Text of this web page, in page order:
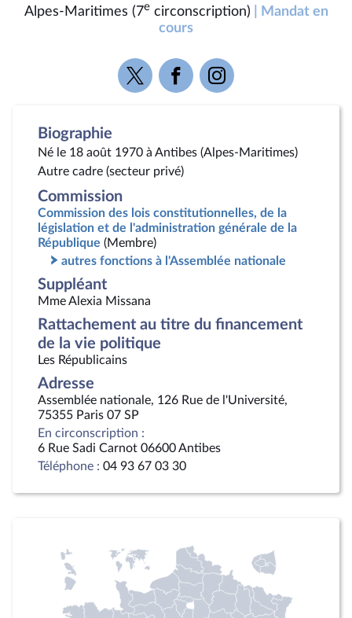
Alpes-Maritimes (7ecirconscription)
| Mandat en
cours
Voir
la
Voir
la
Voir
la
Biographie
Né le 18 août 1970 à Antibes (Alpes-Maritimes)
Autre cadre (secteur privé)
Commission
Commission des lois constitutionnelles, de la
législation et de l'administration générale de la
République (Membre)
autres fonctions à l'Assemblée nationale
Suppléant
Mme Alexia Missana
Rattachement au titre du financement
de la vie politique
Les Républicains
Adresse
Assemblée nationale, 126 Rue de l'Université,
75355 Paris 07 SP
En circonscription :
6 Rue Sadi Carnot 06600 Antibes
Téléphone : 04 93 67 03 30